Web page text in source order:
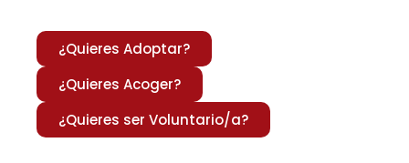
¿Quieres Adoptar?
¿Quieres Acoger?
¿Quieres ser Voluntario/a?